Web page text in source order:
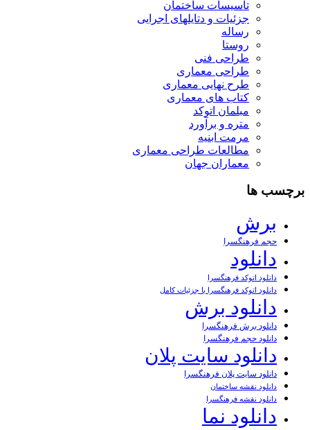
تاسیسات ساختمان
جزئیات و دتایلهای اجرایی
رساله
روستا
طراحی فنی
طراحی معماری
طرح نهایی معماری
کتاب های معماری
مبلمان اتوکد
متره و برآورد
مرمت ابنیه
مطالعات طراحی معماری
معماران جهان
برچسب ها
برش
حجم فرهنگسرا
دانلود
دانلود اتوکد فرهنگسرا
دانلود اتوکد فرهنگسرا با جزئیات کامل
دانلود برش
دانلود برش فرهنگسرا
دانلود حجم فرهنگسرا
دانلود سایت پلان
دانلود سایت پلان فرهنگسرا
دانلود نقشه ساختمان
دانلود نقشه فرهنگسرا
دانلود نما